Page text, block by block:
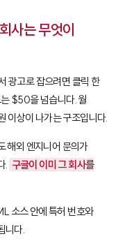
사는 무엇이
광고로 잡으려면 클릭 한
$50을 넘습니다. 월
이상이 나가는 구조입니다.
해외 엔지니어 문의가
. 구글이 이미 그 회사를
소스 안에 특허 번호와
니다.